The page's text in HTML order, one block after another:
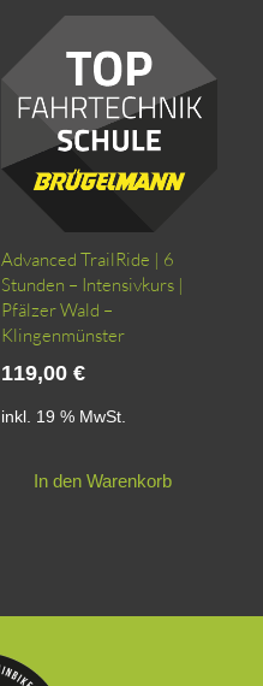
Advanced TrailRide | 6
Stunden – Intensivkurs |
Pfälzer Wald –
Klingenmünster
119,00 €
inkl. 19 % MwSt.
In den Warenkorb